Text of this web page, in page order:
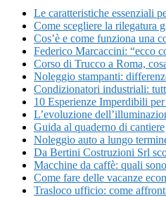
Le caratteristiche essenziali
Come scegliere la rilegatura
Cos’è e come funziona una
Federico Marcaccini: “ecco
Corso di Trucco a Roma,
Noleggio stampanti:
Condizionatori industriali:
10 Esperienze Imperdibili
L’evoluzione
Guida al quaderno di cantiere
Noleggio auto a lungo
Da Bertini Costruzioni Srl
Macchine da caffè: quali
Come fare delle vacanze
Trasloco ufficio: come